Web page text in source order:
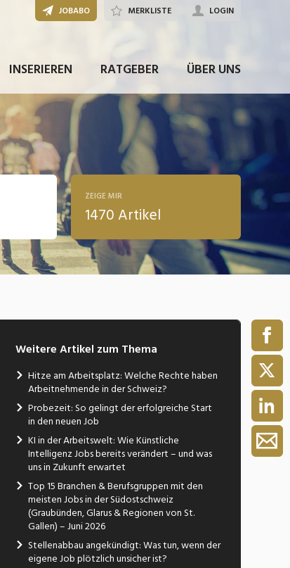
INSERIEREN RATGEBER ÜBER UNS
JOBABO MERKLISTE LOGIN
ZEIGE MIR
1470 Artikel
Weitere Artikel zum Thema
Hitze am Arbeitsplatz: Welche Rechte haben
Arbeitnehmende in der Schweiz?
Probezeit: So gelingt der erfolgreiche Start
in den neuen Job
KI in der Arbeitswelt: Wie Künstliche
Intelligenz Jobs bereits verändert – und was
uns in Zukunft erwartet
Top 15 Branchen & Berufsgruppen mit den
meisten Jobs in der Südostschweiz
(Graubünden, Glarus & Regionen von St.
Gallen) – Juni 2026
Stellenabbau angekündigt: Was tun, wenn der
eigene Job plötzlich unsicher ist?